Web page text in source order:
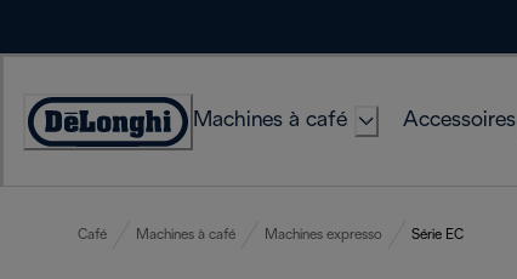
Déclaration
Machines à café Accessoires
Café Machines à café Machines expresso Série EC